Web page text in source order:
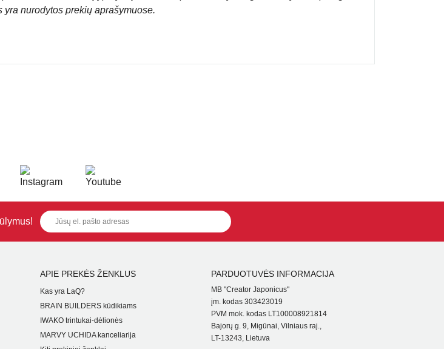
nurodytos prekių aprašymuose.
APIE PREKĖS ŽENKLUS
Kas yra LaQ?
BRAIN BUILDERS kūdikiams
IWAKO trintukai-dėlionės
MARVY UCHIDA kanceliarija
PARDUOTUVĖS INFORMACIJA
MB "Creator Japonicus"
įm. kodas 303423019
PVM mok. kodas LT100008921814
Bajorų g. 9, Migūnai, Vilniaus raj.,
LT-13243, Lietuva